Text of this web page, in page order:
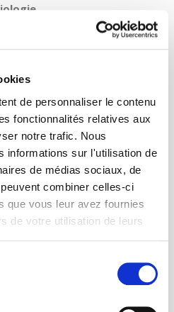
de personnaliser le contenu
fonctionnalités relatives aux
notre trafic. Nous
informations sur l'utilisation de
de médias sociaux, de
combiner celles-ci
que vous leur avez fournies
de votre utilisation de leurs